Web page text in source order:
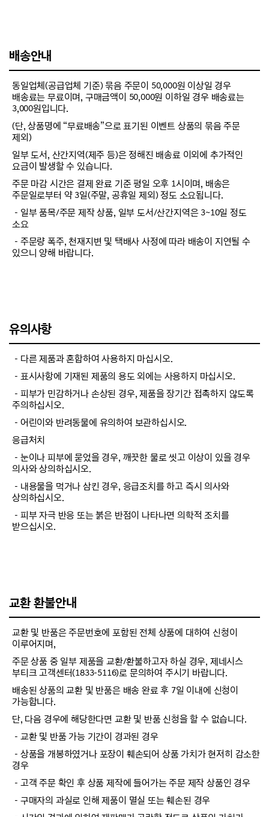
배송안내
동일업체(공급업체 기준) 묶음 주문이 50,000원 이상일 경우
배송료는 무료이며, 구매금액이 50,000원 이하일 경우 배송료는
3,000원입니다.
(단, 상품명에 “무료배송”으로 표기된 이벤트 상품의 묶음 주문
제외)
일부 도서, 산간지역(제주 등)은 정해진 배송료 이외에 추가적인
요금이 발생할 수 있습니다.
주문 마감 시간은 결제 완료 기준 평일 오후 1시이며, 배송은
주문일로부터 약 3일(주말, 공휴일 제외) 정도 소요됩니다.
－일부 품목/주문 제작 상품, 일부 도서/산간지역은 3~10일 정도
소요
－주문량 폭주, 천재지변 및 택배사 사정에 따라 배송이 지연될 수
있으니 양해 바랍니다.
유의사항
－다른 제품과 혼합하여 사용하지 마십시오.
－표시사항에 기재된 제품의 용도 외에는 사용하지 마십시오.
－피부가 민감하거나 손상된 경우, 제품을 장기간 접촉하지 않도록
주의하십시오.
－어린이와 반려동물에 유의하여 보관하십시오.
응급처치
－눈이나 피부에 묻었을 경우, 깨끗한 물로 씻고 이상이 있을 경우
의사와 상의하십시오.
－내용물을 먹거나 삼킨 경우, 응급조치를 하고 즉시 의사와
상의하십시오.
－피부 자극 반응 또는 붉은 반점이 나타나면 의학적 조치를
받으십시오.
교환 환불안내
교환 및 반품은 주문번호에 포함된 전체 상품에 대하여 신청이
이루어지며,
주문 상품 중 일부 제품을 교환/환불하고자 하실 경우, 제네시스
부티크 고객센터(1833-5116)로 문의하여 주시기 바랍니다.
배송된 상품의 교환 및 반품은 배송 완료 후 7일 이내에 신청이
가능합니다.
단, 다음 경우에 해당한다면 교환 및 반품 신청을 할 수 없습니다.
－교환 및 반품 가능 기간이 경과된 경우
－상품을 개봉하였거나 포장이 훼손되어 상품 가치가 현저히 감소한
경우
－고객 주문 확인 후 상품 제작에 들어가는 주문 제작 상품인 경우
－구매자의 과실로 인해 제품이 멸실 또는 훼손된 경우